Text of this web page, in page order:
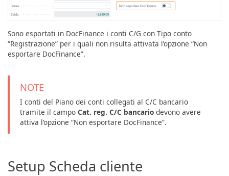
Sono esportati in DocFinance i conti C/G con Tipo conto
“Registrazione” per i quali non risulta attivata l’opzione “Non
esportare DocFinance”.
NOTE
I conti del Piano dei conti collegati al C/C bancario
tramite il campo Cat. reg. C/C bancario devono avere
attiva l’opzione “Non esportare DocFinance”.
Setup Scheda cliente